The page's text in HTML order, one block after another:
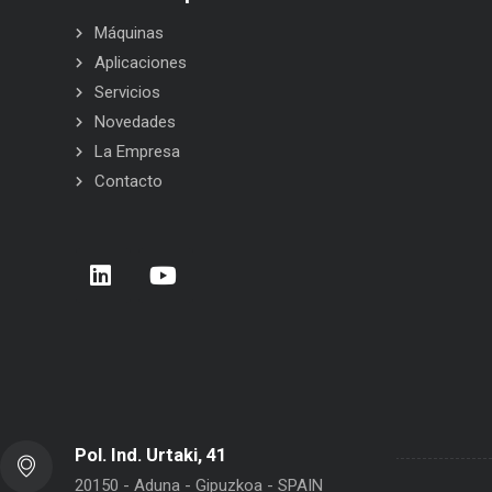
Máquinas
Aplicaciones
Servicios
Novedades
La Empresa
Contacto
Pol. Ind. Urtaki, 41
20150 - Aduna - Gipuzkoa - SPAIN